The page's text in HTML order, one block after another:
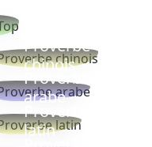
Proverbe
chinois
Proverbe
arabe
Proverbe
latin